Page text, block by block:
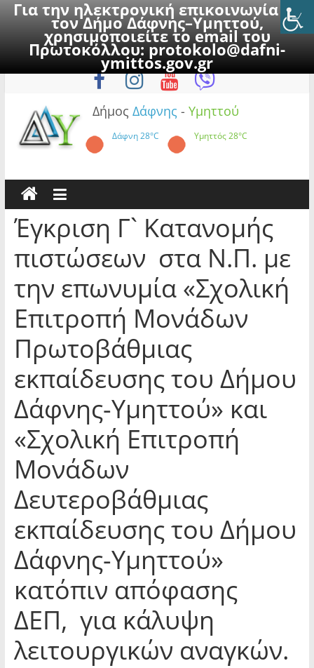
Για την ηλεκτρονική επικοινωνία με
τον Δήμο Δάφνης–Υμηττού,
χρησιμοποιείτε το email του
Πρωτοκόλλου:protokolo@dafni-
ymittos.gov.gr
to
Παρασκευή, 7 Αυγούστου 2026
Δήμος Δάφνης - Υμηττού
Δάφνη28°C Υμηττός28°C
Έγκριση Γ` Κατανομής
πιστώσεων στα Ν.Π. με
την επωνυμία «Σχολική
Επιτροπή Μονάδων
Πρωτοβάθμιας
εκπαίδευσης του Δήμου
Δάφνης-Υμηττού» και
«Σχολική Επιτροπή
Μονάδων
Δευτεροβάθμιας
εκπαίδευσης του Δήμου
Δάφνης-Υμηττού»
κατόπιν απόφασης
ΔΕΠ, για κάλυψη
λειτουργικών αναγκών.